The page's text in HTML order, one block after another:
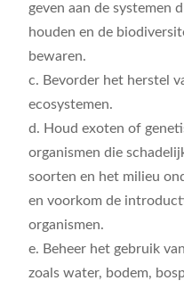
geven aan de systemen
houden en de
bewaren.
c. Bevorder het herstel
ecosystemen.
d. Houd exoten of
organismen die
soorten en het milieu
en voorkom de
organismen.
e. Beheer het gebruik
zoals water, bodem,